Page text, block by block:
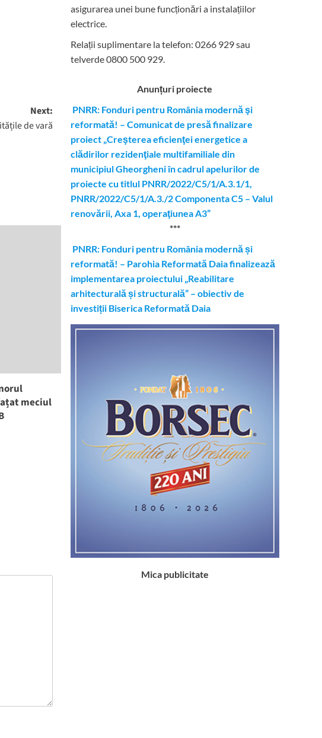
Next:
de vară
meciul
asigurarea unei bune funcționări a instalațiilor
electrice.
Relații suplimentare la telefon: 0266 929 sau
telverde 0800 500 929.
Anunțuri proiecte
PNRR: Fonduri pentru România modernă şi
reformată! – Comunicat de presă finalizare
proiect „Creşterea eficienţei energetice a
clădirilor rezidenţiale multifamiliale din
municipiul Gheorgheni în cadrul apelurilor de
proiecte cu titlul PNRR/2022/C5/1/A.3.1/1,
PNRR/2022/C5/1/A.3./2 Componenta C5 – Valul
renovării, Axa 1, operaţiunea A3”
***
PNRR: Fonduri pentru România modernă și
reformată! – Parohia Reformată Daia finalizează
implementarea proiectului „Reabilitare
arhitecturală și structurală” – obiectiv de
investiții Biserica Reformată Daia
Mica publicitate